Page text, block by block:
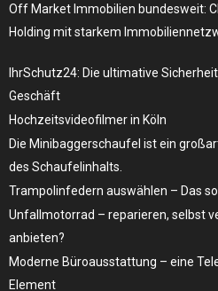
Off Market Immobilien bundesweit:
Holding mit starkem
IhrSchutz24: Die ultimative
Geschäft
Hochzeitsvideofilmer in Köln
Die Minibaggerschaufel ist ein
des Schaufelinhalts.
Trampolinfedern auswählen – Das
Unfallmotorrad – reparieren, selbst
anbieten?
Moderne Büroausstattung – eine
Element